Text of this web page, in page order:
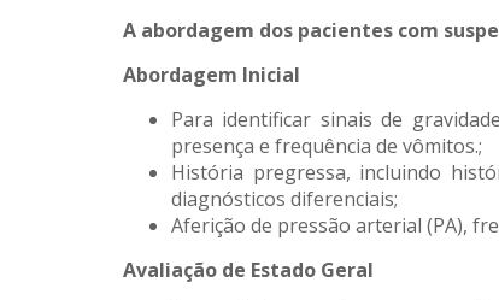
A abordagem dos pacientes com
Abordagem Inicial
Para identificar sinais de
presença e frequência de vômitos.;
História pregressa, incluindo
diagnósticos diferenciais;
Aferição de pressão arterial (PA),
Avaliação de Estado Geral